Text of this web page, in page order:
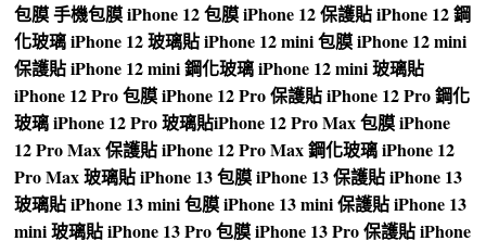
包膜手機包膜iPhone 12 包膜iPhone 12 保護貼iPhone 12 鋼
化玻璃iPhone 12 玻璃貼iPhone 12 mini 包膜iPhone 12 mini
保護貼iPhone 12 mini 鋼化玻璃iPhone 12 mini 玻璃貼
iPhone 12 Pro 包膜iPhone 12 Pro 保護貼iPhone 12 Pro 鋼化
玻璃iPhone 12 Pro 玻璃貼iPhone 12 Pro Max 包膜iPhone
12 Pro Max 保護貼iPhone 12 Pro Max 鋼化玻璃iPhone 12
Pro Max 玻璃貼iPhone 13 包膜iPhone 13 保護貼iPhone 13
玻璃貼iPhone 13 mini 包膜iPhone 13 mini 保護貼iPhone 13
mini 玻璃貼iPhone 13 Pro 包膜iPhone 13 Pro 保護貼iPhone